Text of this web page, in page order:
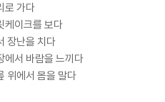
로 가다
케이크를 보다
장난을 치다
에서 바람을 느끼다
위에서 몸을 말다